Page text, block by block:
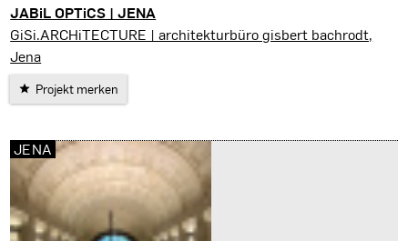
JABiL OPTiCS | JENA
Jena
GiSi.ARCHiTECTURE | architekturbüro gisbert bachrodt,
Jena
Projekt merken
JENA